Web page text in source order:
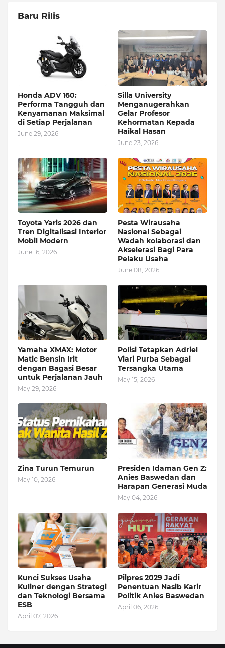
Baru Rilis
Honda ADV 160:
Performa Tangguh dan
Kenyamanan Maksimal
di Setiap Perjalanan
June 29, 2026
Silla University
Menganugerahkan
Gelar Profesor
Kehormatan Kepada
Haikal Hasan
June 23, 2026
Toyota Yaris 2026 dan
Tren Digitalisasi Interior
Mobil Modern
June 16, 2026
Pesta Wirausaha
Nasional Sebagai
Wadah kolaborasi dan
Akselerasi Bagi Para
Pelaku Usaha
June 08, 2026
Yamaha XMAX: Motor
Matic Bensin Irit
dengan Bagasi Besar
untuk Perjalanan Jauh
May 29, 2026
Polisi Tetapkan Adriel
Viari Purba Sebagai
Tersangka Utama
May 15, 2026
Zina Turun Temurun
May 10, 2026
Presiden Idaman Gen Z:
Anies Baswedan dan
Harapan Generasi Muda
May 04, 2026
Kunci Sukses Usaha
Kuliner dengan Strategi
dan Teknologi Bersama
ESB
April 07, 2026
Pilpres 2029 Jadi
Penentuan Nasib Karir
Politik Anies Baswedan
April 06, 2026